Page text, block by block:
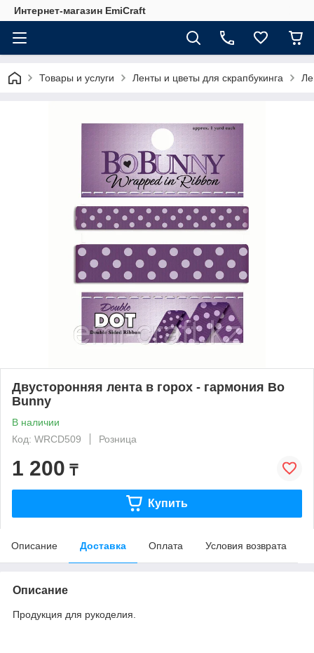
Интернет-магазин EmiCraft
Товары и услуги Ленты и цветы для скрапбукинга
Двусторонняя лента в горох - гармония Bo
Bunny
В наличии
Код: WRCD509
Розница
1 200 ₸
Купить
Описание Доставка Оплата Условия возврата
Описание
Продукция для рукоделия.